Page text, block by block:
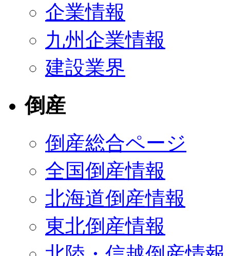
企業情報
九州企業情報
建設業界
倒産
倒産総合ページ
全国倒産情報
北海道倒産情報
東北倒産情報